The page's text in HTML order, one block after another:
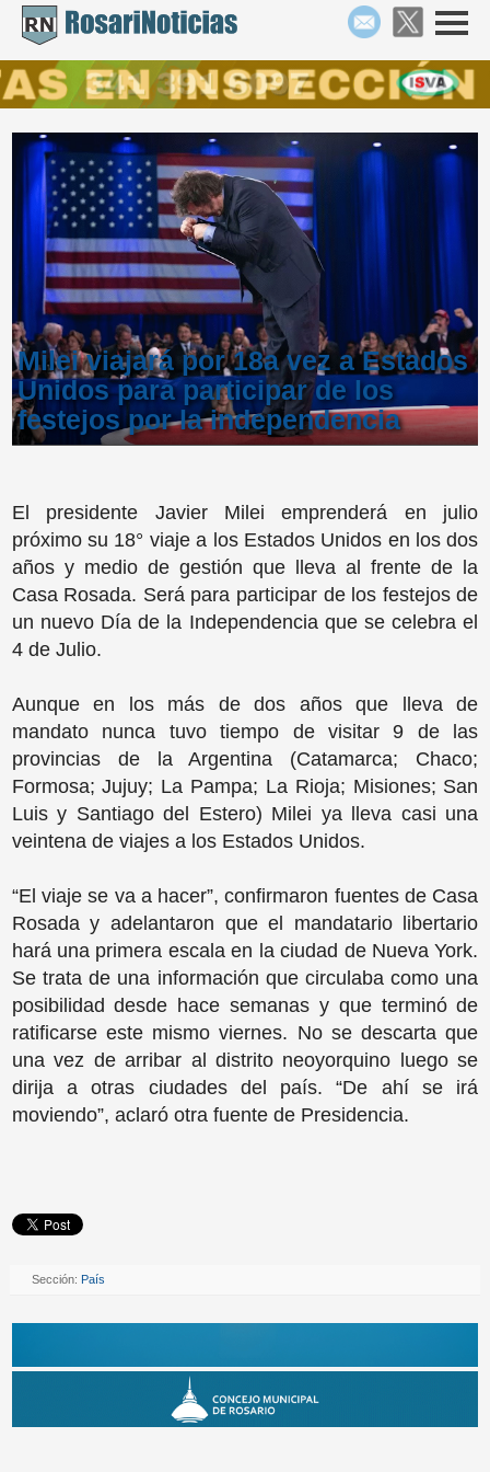
Milei viajará por 18a vez a Estados
Unidos para participar de los
festejos por la independencia
El presidente Javier Milei emprenderá en julio
próximo su 18° viaje a los Estados Unidos en los dos
años y medio de gestión que lleva al frente de la
Casa Rosada. Será para participar de los festejos de
un nuevo Día de la Independencia que se celebra el
4 de Julio.
Aunque en los más de dos años que lleva de
mandato nunca tuvo tiempo de visitar 9 de las
provincias de la Argentina (Catamarca; Chaco;
Formosa; Jujuy; La Pampa; La Rioja; Misiones; San
Luis y Santiago del Estero) Milei ya lleva casi una
veintena de viajes a los Estados Unidos.
“El viaje se va a hacer”, confirmaron fuentes de Casa
Rosada y adelantaron que el mandatario libertario
hará una primera escala en la ciudad de Nueva York.
Se trata de una información que circulaba como una
posibilidad desde hace semanas y que terminó de
ratificarse este mismo viernes. No se descarta que
una vez de arribar al distrito neoyorquino luego se
dirija a otras ciudades del país. “De ahí se irá
moviendo”, aclaró otra fuente de Presidencia.
Sección: País